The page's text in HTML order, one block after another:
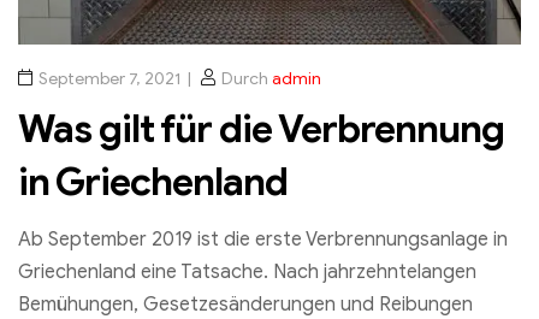
September 7, 2021 Durch admin
Was gilt für die Verbrennung
in Griechenland
Ab September 2019 ist die erste Verbrennungsanlage in
Griechenland eine Tatsache. Nach jahrzehntelangen
Bemühungen, Gesetzesänderungen und Reibungen